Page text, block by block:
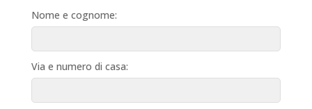
Nome e cognome:
Via e numero di casa: